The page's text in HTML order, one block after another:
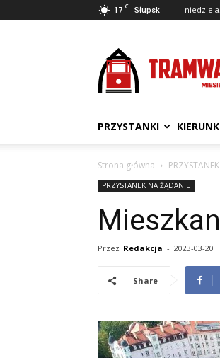
17 C Słupsk
Tramwaj
Słupski
PRZYSTANKI
Strona główna
PRZYSTANEK NA ŻĄDANIE
Przez Redakcja - 2023-03-20
Share